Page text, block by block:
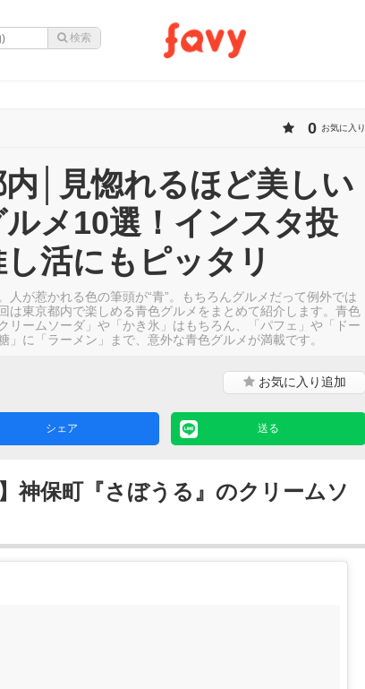
0 お気に入り
│見惚れるほど美しい
メ10選！インスタ投
活にもピッタリ
人が惹かれる色の筆頭が“青”。もちろんグルメだって例外では
は東京都内で楽しめる青色グルメをまとめて紹介します。青色
リームソーダ」や「かき氷」はもちろん、「パフェ」や「ドー
」に「ラーメン」まで、意外な青色グルメが満載です。
お気に入り追加
シェア 送る
神保町『さぼうる』のクリームソ